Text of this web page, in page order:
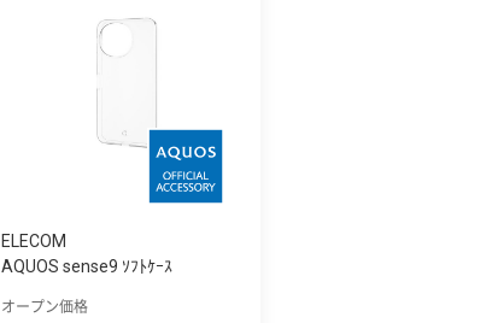
ELECOM
AQUOS sense9 ｿﾌﾄｹｰｽ
オープン価格